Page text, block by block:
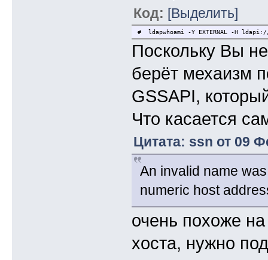
Код: [Выделить]
# ldapwhoami -Y EXTERNAL -H
Поскольку Вы
берёт мехаизм
GSSAPI,
Что касается
Цитата: ssn от 09
An invalid name
numeric host
очень похоже
хоста, нужно